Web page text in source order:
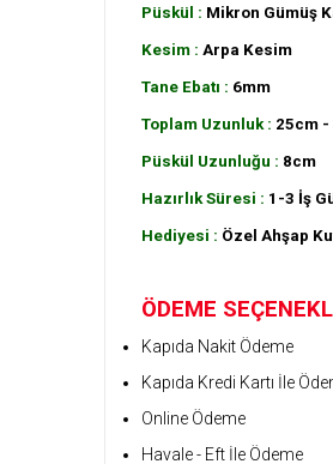
Püskül : Mikron Gümüş
Kesim : Arpa Kesim
Tane Ebatı : 6mm
Toplam Uzunluk : 25cm -
Püskül Uzunluğu : 8cm
Hazırlık Süresi : 1-3 İş
Hediyesi : Özel Ahşap
ÖDEME
Kapıda Nakit Ödeme
Kapıda Kredi Kartı İle
Online Ödeme
Havale - Eft İle Ödeme